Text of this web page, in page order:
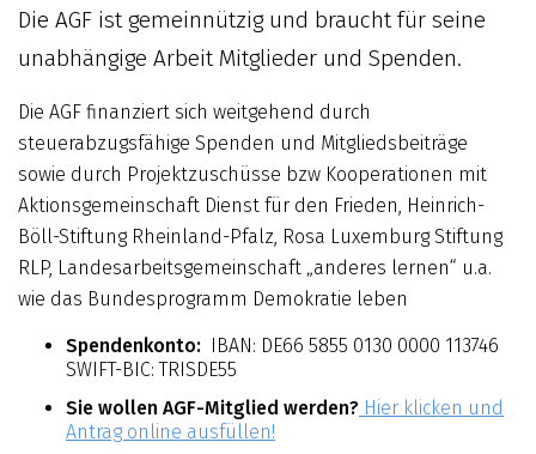
Die AGF ist gemeinnützig und braucht für seine
unabhängige Arbeit Mitglieder und Spenden.
Die AGF finanziert sich weitgehend durch
steuerabzugsfähige Spenden und Mitgliedsbeiträge
sowie durch Projektzuschüsse bzw Kooperationen mit
Aktionsgemeinschaft Dienst für den Frieden, Heinrich-
Böll-Stiftung Rheinland-Pfalz, Rosa Luxemburg Stiftung
RLP, Landesarbeitsgemeinschaft „anderes lernen“ u.a.
wie das Bundesprogramm Demokratie leben
Spendenkonto: IBAN: DE66 5855 0130 0000 113746
SWIFT-BIC: TRISDE55
Sie wollen AGF-Mitglied werden? Hier klicken und
Antrag online ausfüllen!